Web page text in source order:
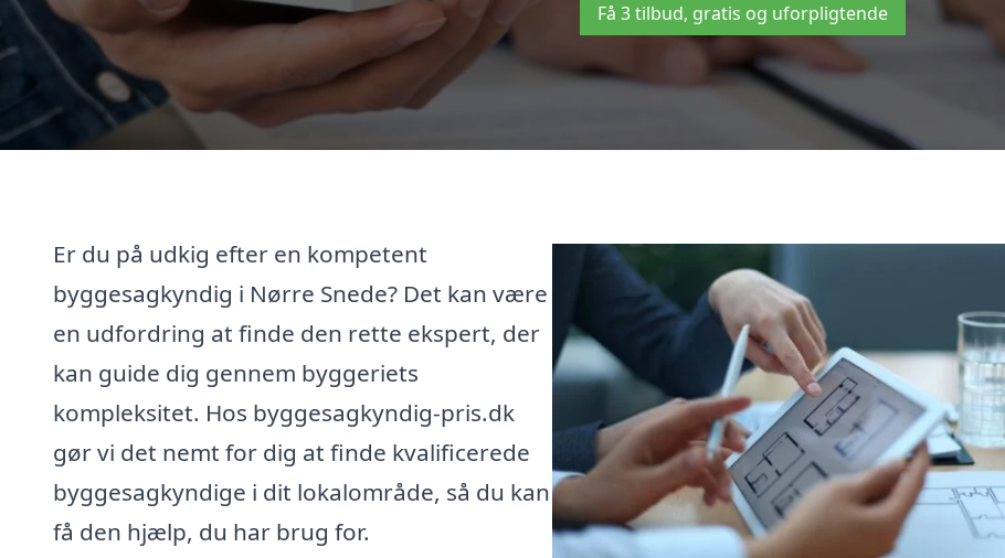
Få 3 tilbud, gratis og uforpligtende
Er du på udkig efter en kompetent
byggesagkyndig i Nørre Snede? Det kan være
en udfordring at finde den rette ekspert, der
kan guide dig gennem byggeriets
kompleksitet. Hos byggesagkyndig-pris.dk
gør vi det nemt for dig at finde kvalificerede
byggesagkyndige i dit lokalområde, så du kan
få den hjælp, du har brug for.